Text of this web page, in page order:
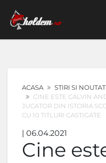
ACASA STIRI SI
CINE ESTE CALVIN
JUCATOR DIN ISTORIA
CU 10 TITLURI CASTIGATE
| 06.04.2021
Cine